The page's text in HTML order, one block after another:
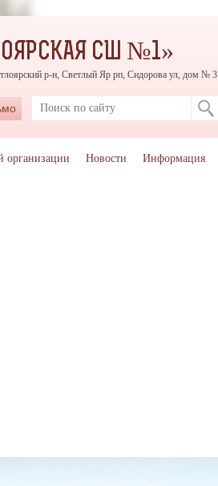
СШ №1»
р-н, Светлый Яр рп, Сидорова ул, дом № 3
организации Новости Информация